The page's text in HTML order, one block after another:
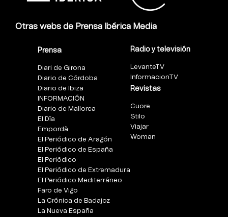
Otras webs de Prensa Ibérica Media
Prensa
Diari de Girona
Diario de Córdoba
Diario de Ibiza
INFORMACIÓN
Diario de Mallorca
El Día
Empordà
El Periódico de Aragón
El Periódico de España
El Periódico
El Periódico de Extremadura
El Periódico Mediterráneo
Faro de Vigo
La Crónica de Badajoz
La Nueva España
Radio y televisión
LevanteTV
InformacionTV
Revistas
Cuore
Stilo
Viajar
Woman